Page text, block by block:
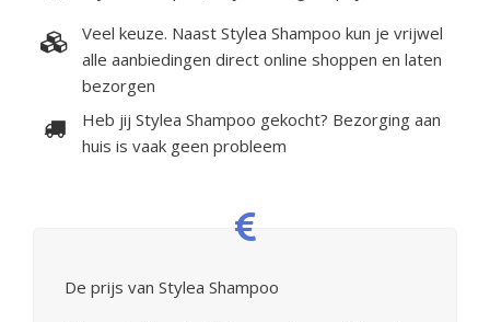
Veel keuze. Naast Stylea Shampoo kun je vrijwel
alle aanbiedingen direct online shoppen en laten
bezorgen
Heb jij Stylea Shampoo gekocht? Bezorging aan
huis is vaak geen probleem
De prijs van Stylea Shampoo